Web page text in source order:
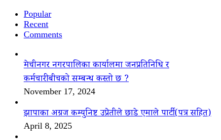
Popular
Recent
Comments
मेचीनगर नगरपालिका कार्यालमा जनप्रतिनिधि र
कर्मचारीबीचको सम्बन्ध कस्तो छ ?
November 17, 2024
झापाका अग्रज कम्युनिष्ट उप्रेतीले छाडे एमाले पार्टी(पत्र सहित)
April 8, 2025